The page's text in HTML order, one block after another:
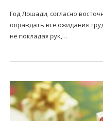
Год Лошади, согласно
оправдать все ожидания
не покладая рук,…